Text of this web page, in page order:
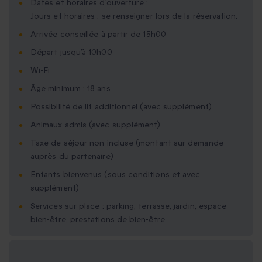
Dates et horaires d'ouverture :
Jours et horaires : se renseigner lors de la réservation.
Arrivée conseillée à partir de 15h00
Départ jusqu’à 10h00
Wi-Fi
Âge minimum : 18 ans
Possibilité de lit additionnel (avec supplément)
Animaux admis (avec supplément)
Taxe de séjour non incluse (montant sur demande
auprès du partenaire)
Enfants bienvenus (sous conditions et avec
supplément)
Services sur place : parking, terrasse, jardin, espace
bien-être, prestations de bien-être